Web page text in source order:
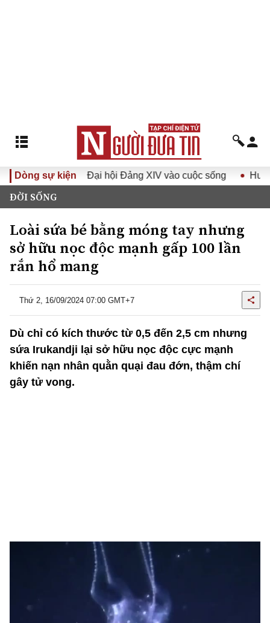
Dòng sự kiện
Nghị quyết Đại hội Đảng XIV vào cuộc sống Hướng
ĐỜI SỐNG
Loài sứa bé bằng móng tay nhưng
sở hữu nọc độc mạnh gấp 100 lần
rắn hổ mang
Thứ 2, 16/09/2024 07:00 GMT+7
Dù chỉ có kích thước từ 0,5 đến 2,5 cm nhưng
sứa Irukandji lại sở hữu nọc độc cực mạnh
khiến nạn nhân quằn quại đau đớn, thậm chí
gây tử vong.